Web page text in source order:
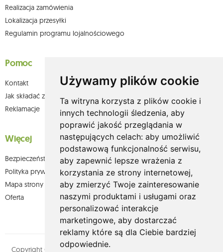
Używamy plików cookie
Ta witryna korzysta z plików cookie i
innych technologii śledzenia, aby
poprawić jakość przeglądania w
następujących celach: aby umożliwić
podstawową funkcjonalność serwisu,
aby zapewnić lepsze wrażenia z
korzystania ze strony internetowej,
aby zmierzyć Twoje zainteresowanie
naszymi produktami i usługami oraz
personalizować interakcje
marketingowe, aby dostarczać
reklamy które są dla Ciebie bardziej
odpowiednie.
Realizacja zamówienia
Lokalizacja przesyłki
Regulamin programu lojalnościowego
Pomoc
Kontakt
Jak składać zamówienia w sklepie olium.pl?
Reklamacje
Więcej
Bezpieczeństwo płatności
Polityka prywatności
Mapa strony
Oferta
Copyright © olium.pl. Wszystkie prawa zastrzeżone. Designed by